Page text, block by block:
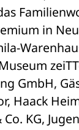
in
GmbH,
Haack
KG,